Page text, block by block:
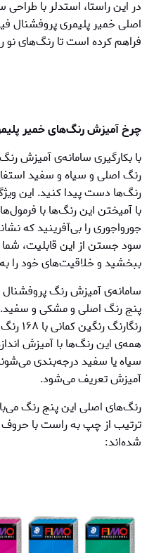
در این راستا، استدلر با
اصلی خمیر پلیمری پروفشنال
فراهم کرده است تا رنگ‌های نو
چرخ آمیزش رنگ‌های خمیر
با بکارگیری سامانه‌ی آمیزش
رنگ اصلی و سیاه و سفید
رنگ‌ها دست پیدا کنید. این
با آمیختن این رنگ‌ها با
جورواجوری را بی‌آفرینید که
سود جستن از این قابلیت، شما
ببخشید و خلاقیت‌های خود را
سامانه‌ی آمیزش رنگ
پنج رنگ اصلی و مشکی و
همه‌ی این رنگ‌ها با آمیزش
سیاه یا سفید درجه‌بندی
آمیزش تعریف می‌شود.
رنگ‌های اصلی این پنج رنگ
شده‌اند: